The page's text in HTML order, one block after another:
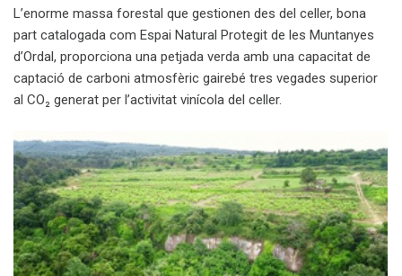
L’enorme massa forestal que gestionen des del celler, bona
part catalogada com Espai Natural Protegit de les Muntanyes
d’Ordal, proporciona una petjada verda amb una capacitat de
captació de carboni atmosfèric gairebé tres vegades superior
al CO₂ generat per l’activitat vinícola del celler.